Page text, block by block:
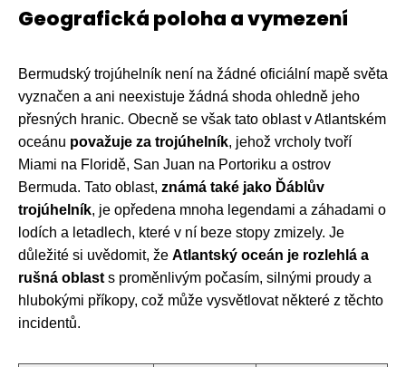
Geografická poloha a vymezení
Bermudský trojúhelník není na žádné oficiální mapě světa
vyznačen a ani neexistuje žádná shoda ohledně jeho
přesných hranic. Obecně se však tato oblast v Atlantském
oceánu považuje za trojúhelník, jehož vrcholy tvoří
Miami na Floridě, San Juan na Portoriku a ostrov
Bermuda. Tato oblast, známá také jako Ďáblův
trojúhelník, je opředena mnoha legendami a záhadami o
lodích a letadlech, které v ní beze stopy zmizely. Je
důležité si uvědomit, že Atlantský oceán je rozlehlá a
rušná oblast s proměnlivým počasím, silnými proudy a
hlubokými příkopy, což může vysvětlovat některé z těchto
incidentů.